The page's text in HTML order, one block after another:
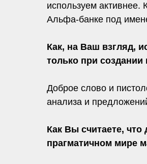
используем
Альфа-банке под
Как, на Ваш взгляд,
только при
Доброе слово и
анализа и
Как Вы считаете,
прагматичном мире